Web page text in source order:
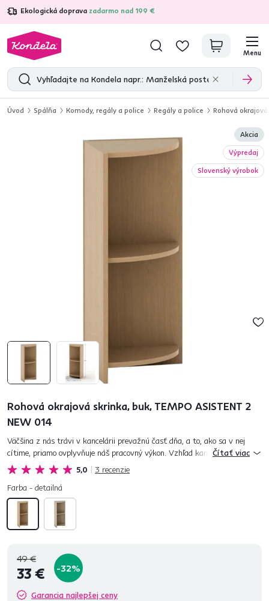
Ekologická doprava zadarmo nad 199 €
4,7 31 157overených produktových recenzií
Menu
Úvod Spálňa Komody, regály a police Regály a police Rohová
Akcia
Výpredaj
Slovenský výrobok
Rohová okrajová skrinka, buk, TEMPO ASISTENT 2
NEW 014
5,0 3 recenzie
Väčšina z nás trávi v kancelárii prevažnú časť dňa, a to, ako sa v nej
cítime, priamo ovplyvňuje náš pracovný výkon. Vzhľad kancelárie zas
vypovedá o samotnej spoločnosti a tiež formuje prvý dojem naš...
Čítať viac
Farba - detailná
49 €
33 € -32%
Garancia najlepšej ceny